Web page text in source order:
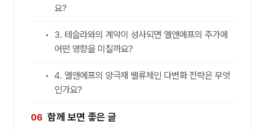
요?
3. 테슬라와의 계약이 성사되면 엘앤에프의 주가에
어떤 영향을 미칠까요?
4. 엘앤에프의 양극재 밸류체인 다변화 전략은 무엇
인가요?
함께 보면 좋은 글